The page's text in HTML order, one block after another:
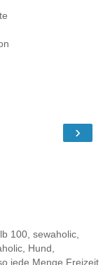
›
100, sewaholic,
Hund,
jede Menge Freizeit